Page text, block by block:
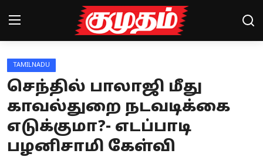
Home
Magazines
Games
Cinema
TAMILNADU
செந்தில் பாலாஜி மீது
காவல்துறை நடவடிக்கை
எடுக்குமா?- எடப்பாடி
பழனிசாமி கேள்வி